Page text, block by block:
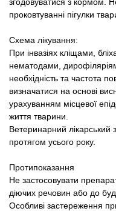
проковтуванні пігулки
Схема лікування:
При інвазіях кліщами,
нематодами,
необхідність та частота
визначатися на основі
урахуванням місцевої
життя тварини.
Ветеринарний лікарський
протягом усього року.
Протипоказання
Не застосовувати
діючих речовин або до
Особливі застереження